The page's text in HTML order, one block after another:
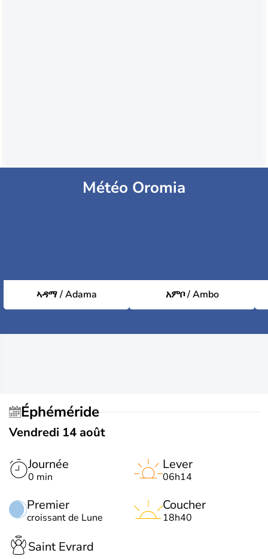
Météo Oromia
ኣዳማ / Adama አምቦ / Ambo
Éphéméride
Vendredi 14 août
Journée
0 min
Premier
croissant de Lune
Lever
06h14
Coucher
18h40
Saint Evrard